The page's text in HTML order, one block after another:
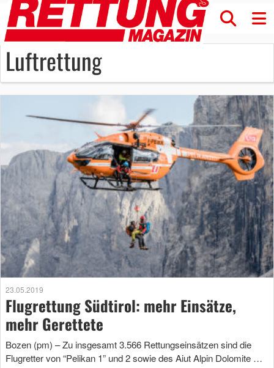
Luftrettung
23.05.2019
Flugrettung Südtirol: mehr Einsätze,
mehr Gerettete
Bozen (pm) – Zu insgesamt 3.566 Rettungseinsätzen sind die
Flugretter von “Pelikan 1” und 2 sowie des Aiut Alpin Dolomite …